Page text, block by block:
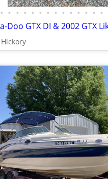
• • • • • • • • • • • • • •
Hickory